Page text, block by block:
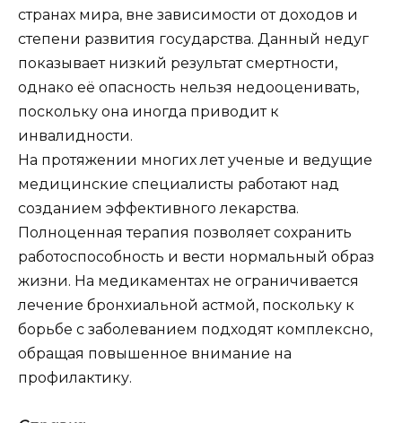
странах мира, вне зависимости от доходов и
степени развития государства. Данный недуг
показывает низкий результат смертности,
однако её опасность нельзя недооценивать,
поскольку она иногда приводит к
инвалидности.
На протяжении многих лет ученые и ведущие
медицинские специалисты работают над
созданием эффективного лекарства.
Полноценная терапия позволяет сохранить
работоспособность и вести нормальный образ
жизни. На медикаментах не ограничивается
лечение бронхиальной астмой, поскольку к
борьбе с заболеванием подходят комплексно,
обращая повышенное внимание на
профилактику.